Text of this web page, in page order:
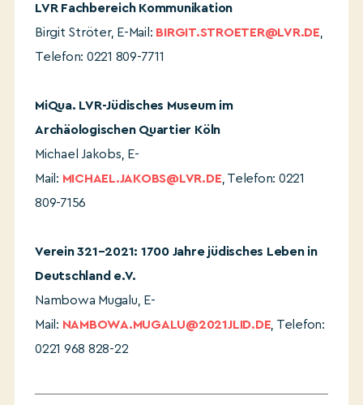
LVR Fachbereich Kommunikation
Birgit Ströter, E-Mail: BIRGIT.STROETER@LVR.DE
Telefon: 0221 809-7711
MiQua. LVR-Jüdisches Museum im
Archäologischen Quartier Köln
Michael Jakobs, E-
Mail: MICHAEL.JAKOBS@LVR.DE , Telefon: 0221
809-7156
Verein321–2021: 1700 Jahre jüdisches Leben in
Deutschland e.V.
Nambowa Mugalu,
E-
Mail: NAMBOWA.MUGALU@2021JLID.DE , Telefon:
0221 968 828-22